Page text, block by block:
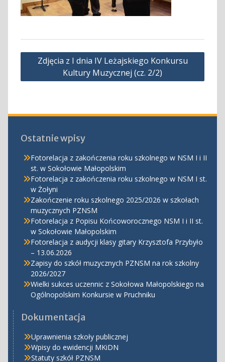
Nawigacja
wpisu
Zdjęcia z I dnia IV Leżajskiego Konkursu
Kultury Muzycznej (cz. 2/2)
Ostatnie wpisy
Fotorelacja z zakończenia roku szkolnego w NSM I i II
st. w Sokołowie Małopolskim
Fotorelacja z zakończenia roku szkolnego w NSM I st.
w Żołyni
Zakończenie roku szkolnego 2025/2026 w szkołach
muzycznych PZNSM
Fotorelacja z Popisu Końcoworocznego NSM I i II st.
w Sokołowie Małopolskim
Fotorelacja z audycji klasy gitary Krzysztofa Przybyło
– 13.06.2026
Zapisy do szkół muzycznych PZNSM na rok szkolny
2026/2027
Wielki sukces uczennic z Sokołowa Małopolskiego na
Ogólnopolskim Konkursie w Pruchniku
Dokumentacja
Uprawnienia szkoły publicznej
Wpisy do ewidencji MKiDN
Statuty szkół PZNSM